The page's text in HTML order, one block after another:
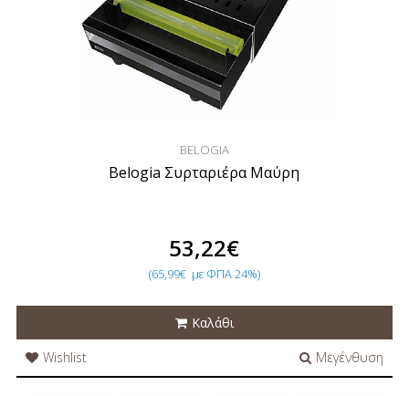
BELOGIA
Belogia Συρταριέρα Μαύρη
53,22€
(65,99€ με ΦΠΑ 24%)
Καλάθι
Wishlist
Μεγένθυση